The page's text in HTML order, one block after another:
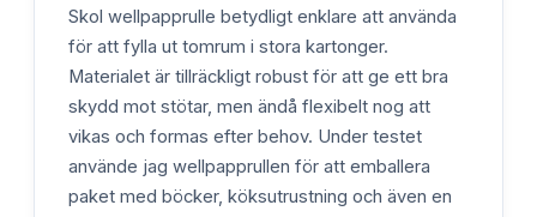
Skol wellpapprulle betydligt enklare att använda
för att fylla ut tomrum i stora kartonger.
Materialet är tillräckligt robust för att ge ett bra
skydd mot stötar, men ändå flexibelt nog att
vikas och formas efter behov. Under testet
använde jag wellpapprullen för att emballera
paket med böcker, köksutrustning och även en